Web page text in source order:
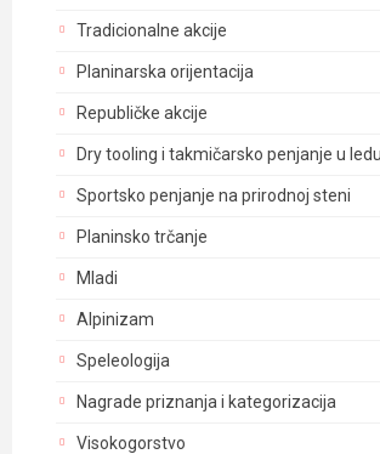
Tradicionalne akcije
Planinarska orijentacija
Republičke akcije
Dry tooling i takmičarsko penjanje u ledu
Sportsko penjanje na prirodnoj steni
Planinsko trčanje
Mladi
Alpinizam
Speleologija
Nagrade priznanja i kategorizacija
Visokogorstvo